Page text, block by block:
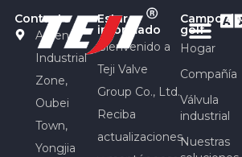
Contacto
Anfeng
Industrial
Zone,
Oubei
Town,
Yongjia
Estar
informado
Bienvenido a
Teji Valve
Group Co., Ltd.
Reciba
actualizaciones
Campo de
golf
Hogar
Compañía
Válvula
industrial
Nuestras